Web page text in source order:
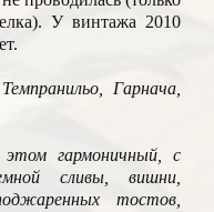
У винтажа 2010
Гарнача,
гармоничный, с
сливы, вишни,
тостов,